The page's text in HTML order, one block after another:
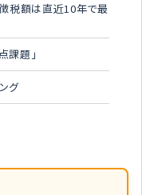
税額は直近10年で最
課題」
グ